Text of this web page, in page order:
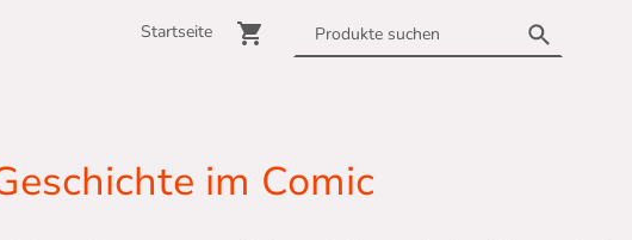
Startseite
im Comic